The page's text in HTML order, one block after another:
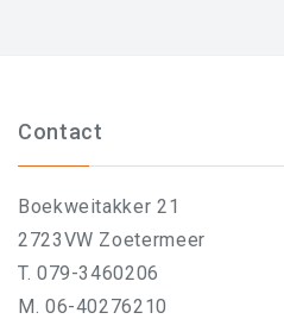
Contact
Boekweitakker 21
2723VW Zoetermeer
T. 079-3460206
M. 06-40276210